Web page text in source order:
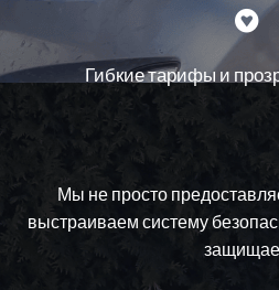
Гибкие тарифы и
Мы не просто
выстраиваем систему